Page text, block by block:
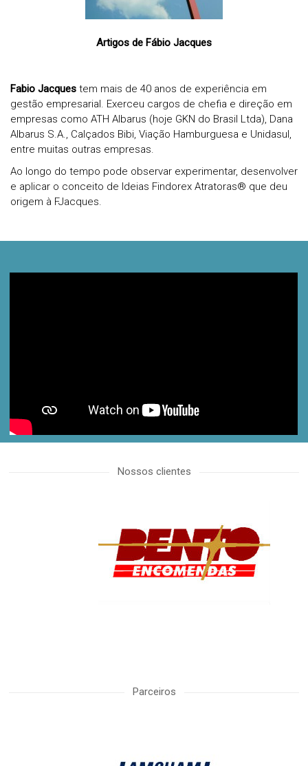
Artigos de Fábio Jacques
Fabio Jacques tem mais de 40 anos de experiência em
gestão empresarial. Exerceu cargos de chefia e direção em
empresas como ATH Albarus (hoje GKN do Brasil Ltda), Dana
Albarus S.A., Calçados Bibi, Viação Hamburguesa e Unidasul,
entre muitas outras empresas.
Ao longo do tempo pode observar experimentar, desenvolver
e aplicar o conceito de Ideias Findorex Atratoras® que deu
origem à FJacques.
Nossos clientes
Parceiros